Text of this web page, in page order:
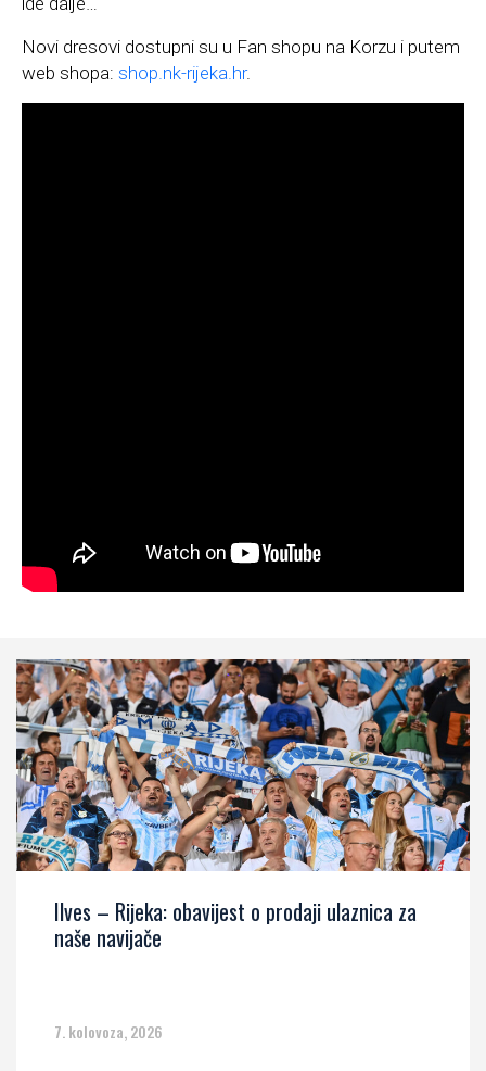
Novi dresovi dostupni su u Fan shopu na Korzu i putem
web shopa: shop.nk-rijeka.hr.
Ilves – Rijeka: obavijest o prodaji ulaznica za
naše navijače
7. kolovoza, 2026